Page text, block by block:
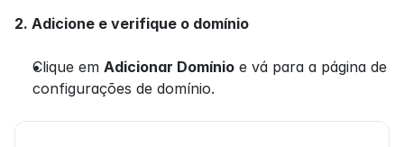
2. Adicione e verifique o domínio
Clique em Adicionar Domínio e vá para a página de
configurações de domínio.